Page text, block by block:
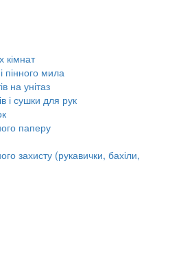
кімнат
пінного мила
на унітаз
і сушки для рук
паперу
захисту (рукавички, бахіли,